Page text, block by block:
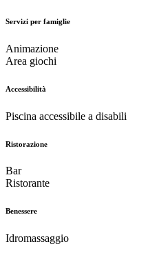
Servizi per famiglie
Animazione
Area giochi
Accessibilità
Piscina accessibile a disabili
Ristorazione
Bar
Ristorante
Benessere
Idromassaggio